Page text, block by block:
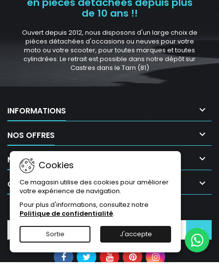
de 10 ans !!
Ouvert depuis 2012, nous disposons d'un large choix de
pièces détachées d'occasions ou neuves pour votre
moto ou votre scooter, pour toutes marques et toutes
cylindrées. Le retrait est possible dans notre dépôt sur
Castres dans le Tarn (81)
INFORMATIONS 
NOS OFFRES 
MON COMPTE 
CONTACT 
Cookies
Ce magasin utilise des cookies pour améliorer
votre expérience de navigation.
Pour plus d'informations, consultez notre
Politique de confidentialité.
Sortie J'accepte
LETTRE D'INFORMATIONS